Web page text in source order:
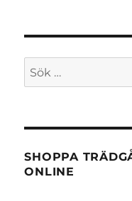
Sök
efter:
SHOPPA
ONLINE